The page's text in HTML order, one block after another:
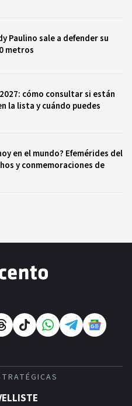
Paulino sale a defender su
metros
cómo consultar si están
la lista y cuándo puedes
en el mundo? Efemérides del
y conmemoraciones de